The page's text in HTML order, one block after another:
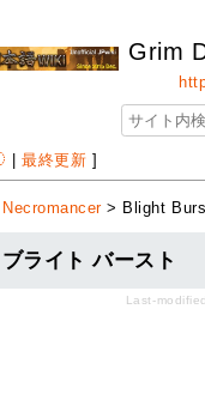
Grim
|最終更新 ]
Necromancer> Blight
ライト バースト
Last-